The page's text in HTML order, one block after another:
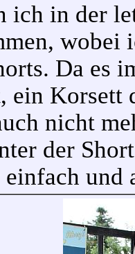
ich in der
wobei
Da es
ein Korsett
nicht
der
und